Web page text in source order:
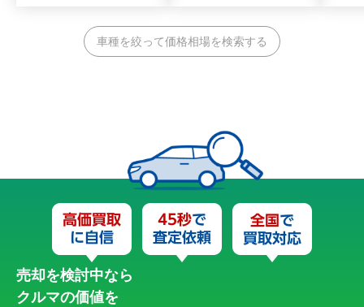
車種を絞って価格相場を検索する
売却を検討中なら
クルマの価値を